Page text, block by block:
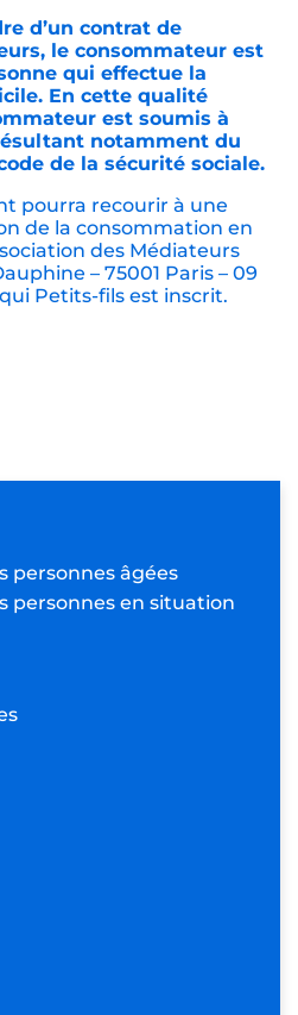
d’un contrat de
le consommateur est
qui effectue la
En cette qualité
est soumis à
notamment du
de la sécurité sociale.
pourra recourir à une
de la consommation en
des Médiateurs
– 75001 Paris – 09
Petits-fils est inscrit.
personnes âgées
personnes en situation